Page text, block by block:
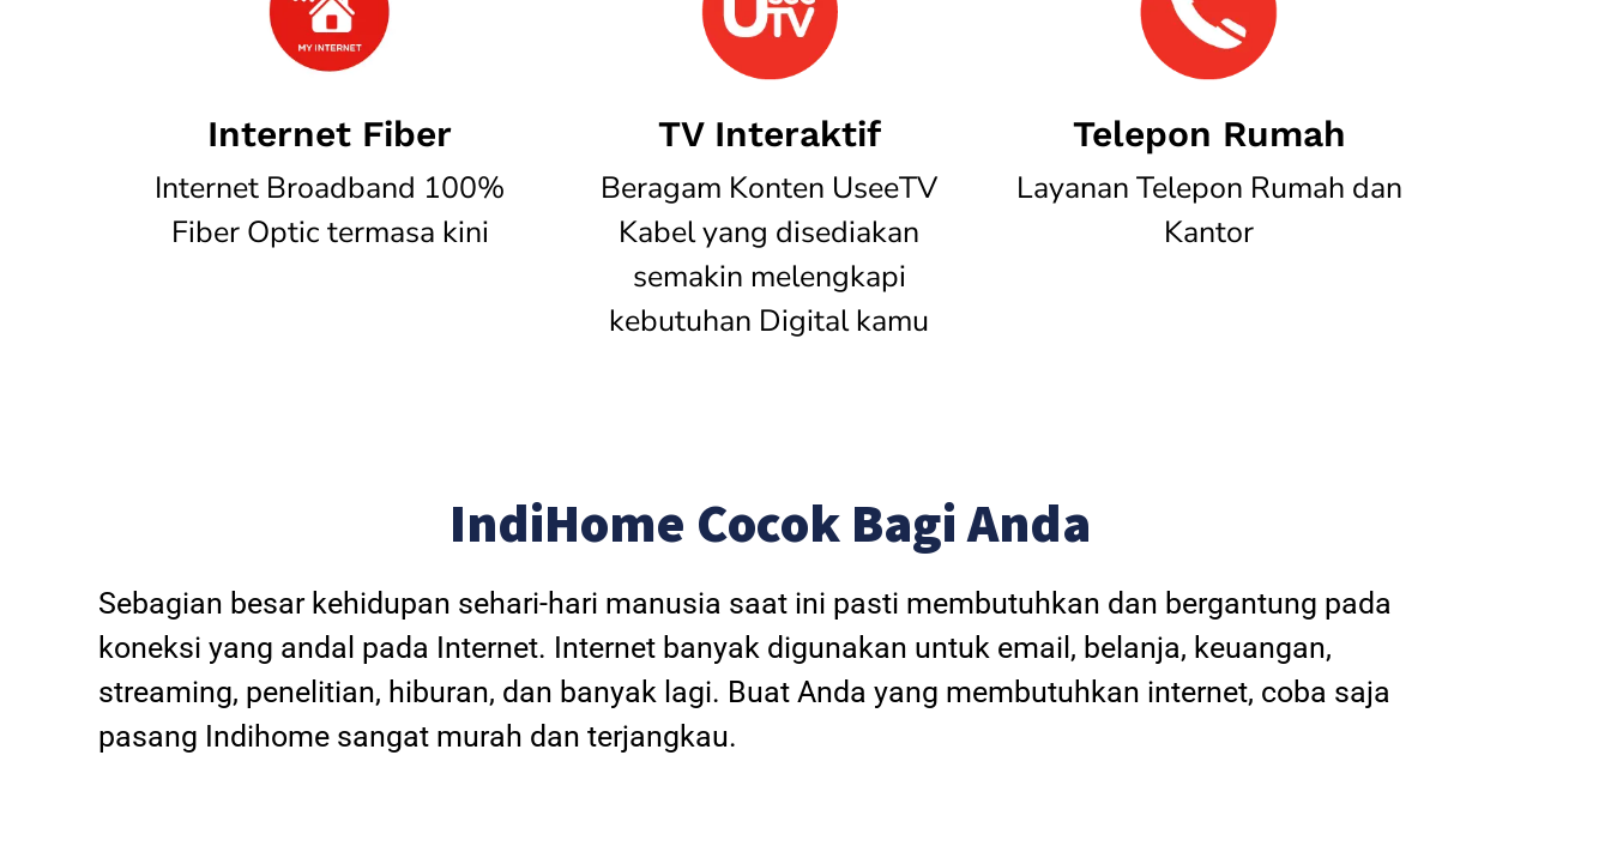
Internet Fiber
Internet Broadband 100%
Fiber Optic termasa kini
TV Interaktif
Beragam Konten UseeTV
Kabel yang disediakan
semakin melengkapi
kebutuhan Digital kamu
Telepon Rumah
Layanan Telepon Rumah dan
Kantor
IndiHome Cocok Bagi Anda
Sebagian besar kehidupan sehari-hari manusia saat ini pasti membutuhkan dan bergantung pada
koneksi yang andal pada Internet. Internet banyak digunakan untuk email, belanja, keuangan,
streaming, penelitian, hiburan, dan banyak lagi. Buat Anda yang membutuhkan internet, coba saja
pasang Indihome sangat murah dan terjangkau.